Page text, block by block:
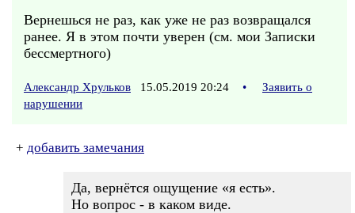
Вернешься не раз, как уже не раз возвращался
ранее. Я в этом почти уверен (см. мои Записки
бессмертного)
Александр Хрульков 15.05.2019 20:24 •
Заявить о
нарушении
+ добавить замечания
Да, вернётся ощущение «я есть».
Но вопрос - в каком виде.